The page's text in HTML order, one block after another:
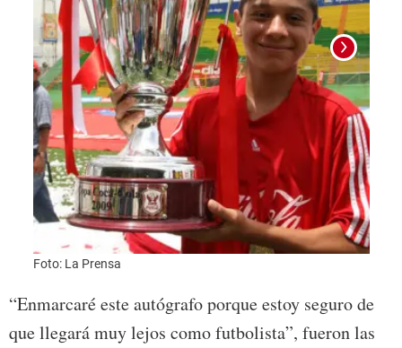
Foto: La Prensa
“Enmarcaré este autógrafo porque estoy seguro de
que llegará muy lejos como futbolista”, fueron las